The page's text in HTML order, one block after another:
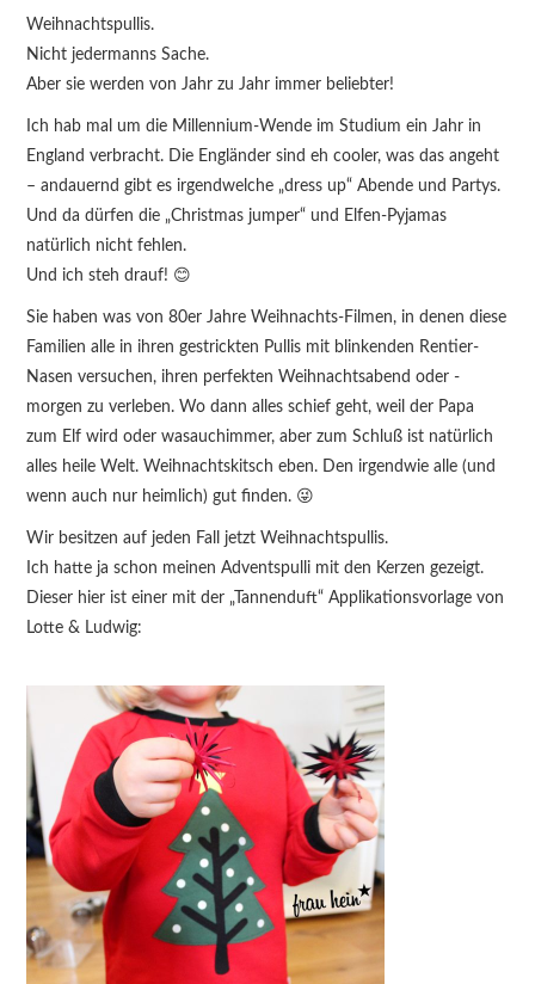
ÜBER MICH
BLOG
Weihnachtspullis.
Nicht jedermanns Sache.
Aber sie werden von Jahr zu Jahr immer beliebter!
Ich hab mal um die Millennium-Wende im Studium ein Jahr in
England verbracht. Die Engländer sind eh cooler, was das angeht
– andauernd gibt es irgendwelche „dress up“ Abende und Partys.
Und da dürfen die „Christmas jumper“ und Elfen-Pyjamas
natürlich nicht fehlen.
Und ich steh drauf! 😊
Sie haben was von 80er Jahre Weihnachts-Filmen, in denen diese
Familien alle in ihren gestrickten Pullis mit blinkenden Rentier-
Nasen versuchen, ihren perfekten Weihnachtsabend oder -
morgen zu verleben. Wo dann alles schief geht, weil der Papa
zum Elf wird oder wasauchimmer, aber zum Schluß ist natürlich
alles heile Welt. Weihnachtskitsch eben. Den irgendwie alle (und
wenn auch nur heimlich) gut finden. 😜
Wir besitzen auf jeden Fall jetzt Weihnachtspullis.
Ich hatte ja schon meinen Adventspulli mit den Kerzen gezeigt.
Dieser hier ist einer mit der „Tannenduft“ Applikationsvorlage von
Lotte & Ludwig: